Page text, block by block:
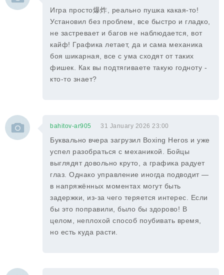
Игра просто爆炸, реально пушка какая-то!
Установил без проблем, все быстро и гладко,
не застревает и багов не наблюдается, вот
кайф! Графика летает, да и сама механика
боя шикарная, все с ума сходят от таких
фишек. Как вы подтягиваете такую годноту -
кто-то знает?
bahitov-ar905 31 January 2026 23:00
Буквально вчера загрузил Boxing Heros и уже
успел разобраться с механикой. Бойцы
выглядят довольно круто, а графика радует
глаз. Однако управление иногда подводит —
в напряжённых моментах могут быть
задержки, из-за чего теряется интерес. Если
бы это поправили, было бы здорово! В
целом, неплохой способ поубивать время,
но есть куда расти.